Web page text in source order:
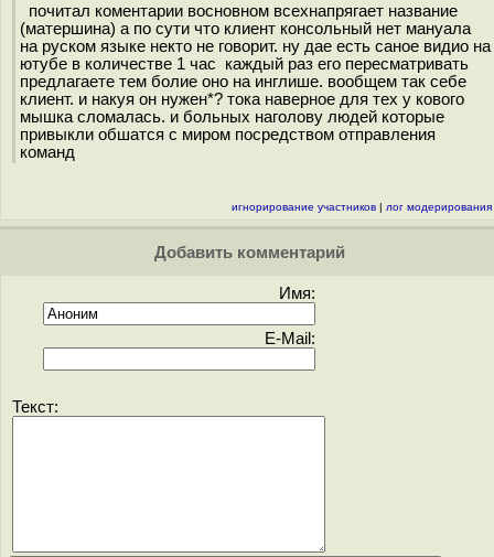
почитал коментарии восновном всехнапрягает название
(матершина) а по сути что клиент консольный нет мануала
на руском языке некто не говорит. ну дае есть саное видио на
ютубе в количестве 1 час каждый раз его пересматривать
предлагаете тем болие оно на инглише. вообщем так себе
клиент. и накуя он нужен*? тока наверное для тех у кового
мышка сломалась. и больных наголову людей которые
привыкли обшатся с миром посредством отправления
команд
игнорирование участников | лог модерирования
Добавить комментарий
Имя:
E-Mail:
Текст: